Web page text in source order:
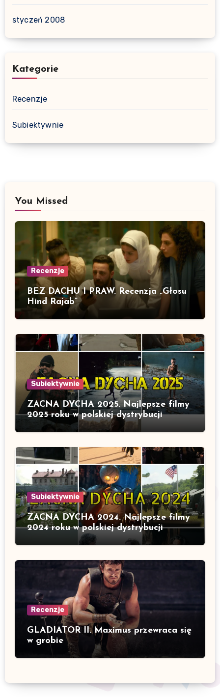
styczeń 2008
Kategorie
Recenzje
Subiektywnie
You Missed
Recenzje
BEZ DACHU I PRAW. Recenzja „Głosu
Hind Rajab”
Subiektywnie
ZACNA DYCHA 2025. Najlepsze filmy
2025 roku w polskiej dystrybucji
Subiektywnie
ZACNA DYCHA 2024. Najlepsze filmy
2024 roku w polskiej dystrybucji
Recenzje
GLADIATOR II. Maximus przewraca się
w grobie